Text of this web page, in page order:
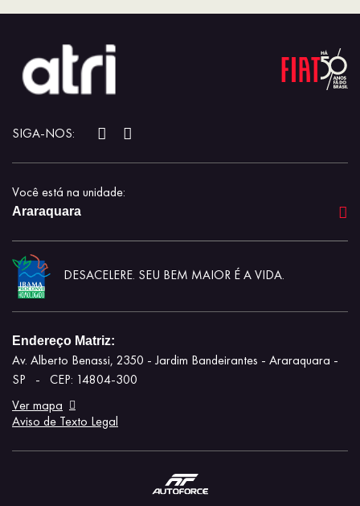
SIGA-NOS:
Você está na unidade:
Araraquara
DESACELERE. SEU BEM MAIOR É A VIDA.
Endereço Matriz:
Av. Alberto Benassi, 2350 - Jardim Bandeirantes - Araraquara -
SP
-
CEP: 14804-300
Ver mapa
Aviso de Texto Legal